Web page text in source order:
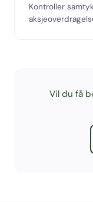
Kontroller
Vil du få